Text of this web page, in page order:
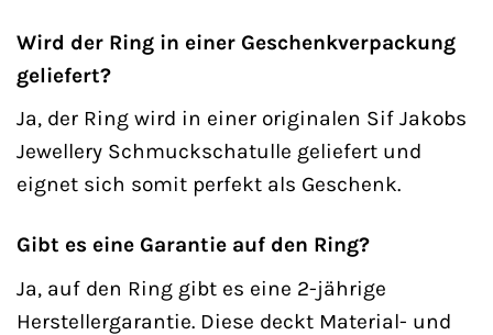
Wird der Ring in einer Geschenkverpackung
geliefert?
Ja, der Ring wird in einer originalen Sif Jakobs
Jewellery Schmuckschatulle geliefert und
eignet sich somit perfekt als Geschenk.
Gibt es eine Garantie auf den Ring?
Ja, auf den Ring gibt es eine 2-jährige
Herstellergarantie. Diese deckt Material- und